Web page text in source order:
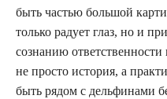
быть частью большой
только радует глаз, но и
сознанию
не просто история, а
быть рядом с дельфинами